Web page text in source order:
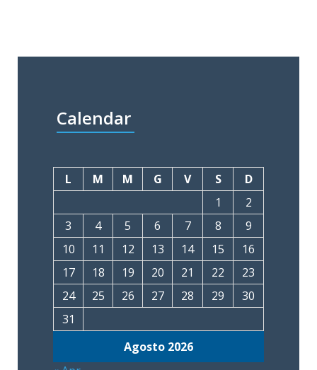
Calendar
Agosto 2026
L M M G V S
D
1
2
3
4 5 6 7 8
9
10
11 12 13 14 15
16
17
18 19 20 21 22
23
24
25 26 27 28 29
30
31